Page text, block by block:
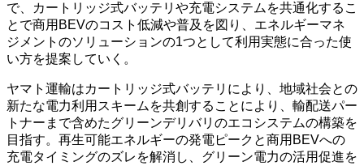
で、カートリッジ式バッテリや充電システムを共通化するこ
とで商用BEVのコスト低減や普及を図り、エネルギーマネ
ジメントのソリューションの1つとして利用実態に合った使
い方を提案していく。
ヤマト運輸はカートリッジ式バッテリにより、地域社会との
新たな電力利用スキームを共創することにより、輸配送パー
トナーまで含めたグリーンデリバリのエコシステムの構築を
目指す。再生可能エネルギーの発電ピークと商用BEVへの
充電タイミングのズレを解消し、グリーン電力の活用促進を